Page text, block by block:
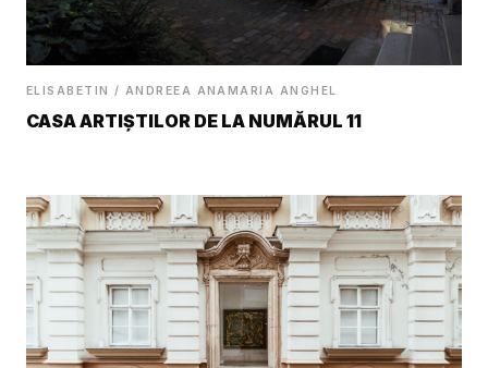
ELISABETIN / ANDREEA ANAMARIA ANGHEL
CASA ARTIȘTILOR DE LA NUMĂRUL 11